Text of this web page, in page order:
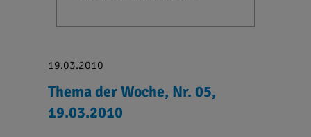
19.03.2010
Thema der Woche, Nr. 05,
19.03.2010